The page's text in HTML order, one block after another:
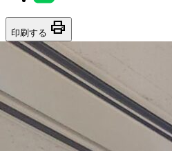
印刷する print